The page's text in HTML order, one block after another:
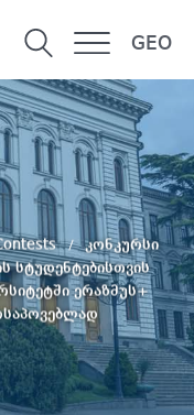
GEO
კონკურსი
სტუდენტებისთვის
ერაზმუს+